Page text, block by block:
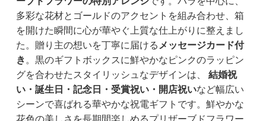
多彩な花材とゴールドのアクセントを組み合わせ、箱
を開けた瞬間に心が華やぐ上質な仕上がりに整えまし
た。贈り主の想いを丁寧に届ける メッセージカード付
き 。黒のギフトボックスに鮮やかなピンクのラッピン
グを合わせたスタイリッシュなデザインは、 結婚祝
い・誕生日・記念日・受賞祝い・開店祝いなど幅広い
シーンで喜ばれる華やかな祝電ギフトです。鮮やかな
花色の美しさを長期間楽しめるプリザーブドフラワー